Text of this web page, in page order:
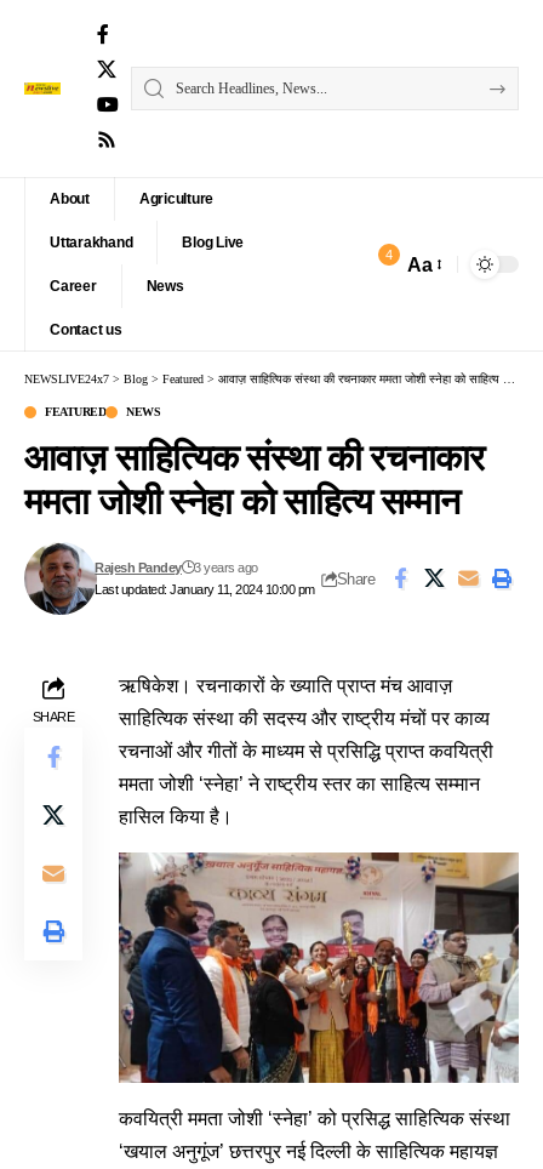
About Agriculture
Uttarakhand Blog Live
Career News
Contact us
4 Aa
NEWSLIVE24x7 > Blog > Featured > आवाज़ साहित्यिक संस्था की रचनाकार ममता जोशी स्नेहा को साहित्य सम्मान
FEATURED NEWS
आवाज़ साहित्यिक संस्था की रचनाकार
ममता जोशी स्नेहा को साहित्य सम्मान
Last updated: January 11, 2024 10:00 pm
Rajesh Pandey 3 years ago
Share
SHARE
ऋषिकेश। रचनाकारों के ख्याति प्राप्त मंच आवाज़
साहित्यिक संस्था की सदस्य और राष्ट्रीय मंचों पर काव्य
रचनाओं और गीतों के माध्यम से प्रसिद्धि प्राप्त कवयित्री
ममता जोशी ‘स्नेहा’ ने राष्ट्रीय स्तर का साहित्य सम्मान
हासिल किया है।
कवयित्री ममता जोशी ‘स्नेहा’ को प्रसिद्ध साहित्यिक संस्था
‘खयाल अनुगूंज’ छत्तरपुर नई दिल्ली के साहित्यिक महायज्ञ